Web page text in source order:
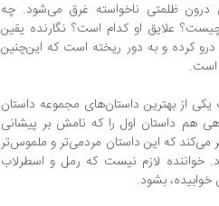
درون ظلمتی ناخواسته غرق می‌شود. چه
علایق او کدام است؟ نگارنده یقین
درو کرده و به دور ریخته است که این‌چنین
است.
از بهترین داستان‌های مجموعه داستان
هم داستان اول را که نامش بر پیشانی
که این داستان مردمی‌تر و ملموس‌تر
خواننده لازم نیست که رمل و اسطرلاب
بشود.